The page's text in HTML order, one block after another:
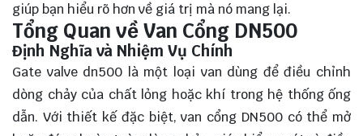
giúp bạn hiểu rõ hơn về giá trị mà nó mang lại.
Tổng Quan về Van Cổng DN500
Định Nghĩa và Nhiệm Vụ Chính
Gate valve dn500 là một loại van dùng để điều chỉnh
dòng chảy của chất lỏng hoặc khí trong hệ thống ống
dẫn. Với thiết kế đặc biệt, van cổng DN500 có thể mở